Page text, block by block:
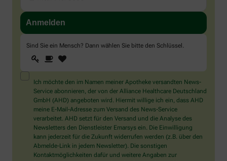
Sind Sie ein Mensch? Dann wählen Sie bitte den Schlüssel .
Sind
Sie
ein
Mensch?
Dann
wählen
Sie
bitte
den
Schlüssel.
1 2
Ich möchte den im Namen meiner Apotheke versandten News-
Service abonnieren, der von der Alliance Healthcare Deutschland
GmbH (AHD) angeboten wird. Hiermit willige ich ein, dass AHD
meine E-Mail-Adresse zum Versand des News-Service
verarbeitet. AHD setzt für den Versand und die Analyse des
Newsletters den Dienstleister Emarsys ein. Die Einwilligung
kann jederzeit für die Zukunft widerrufen werden (z.B. über den
Abmelde-Link in jedem Newsletter). Die sonstigen
Kontaktmöglichkeiten dafür und weitere Angaben zur